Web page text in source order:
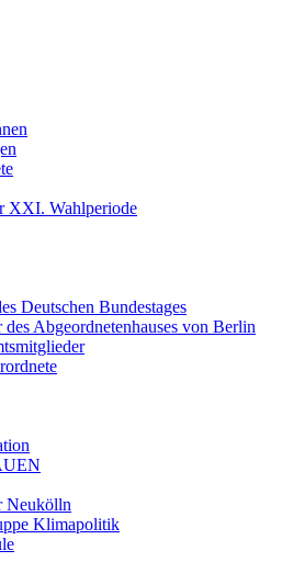
XXI. Wahlperiode
Deutschen Bundestages
Abgeordnetenhauses von Berlin
Neukölln
Klimapolitik